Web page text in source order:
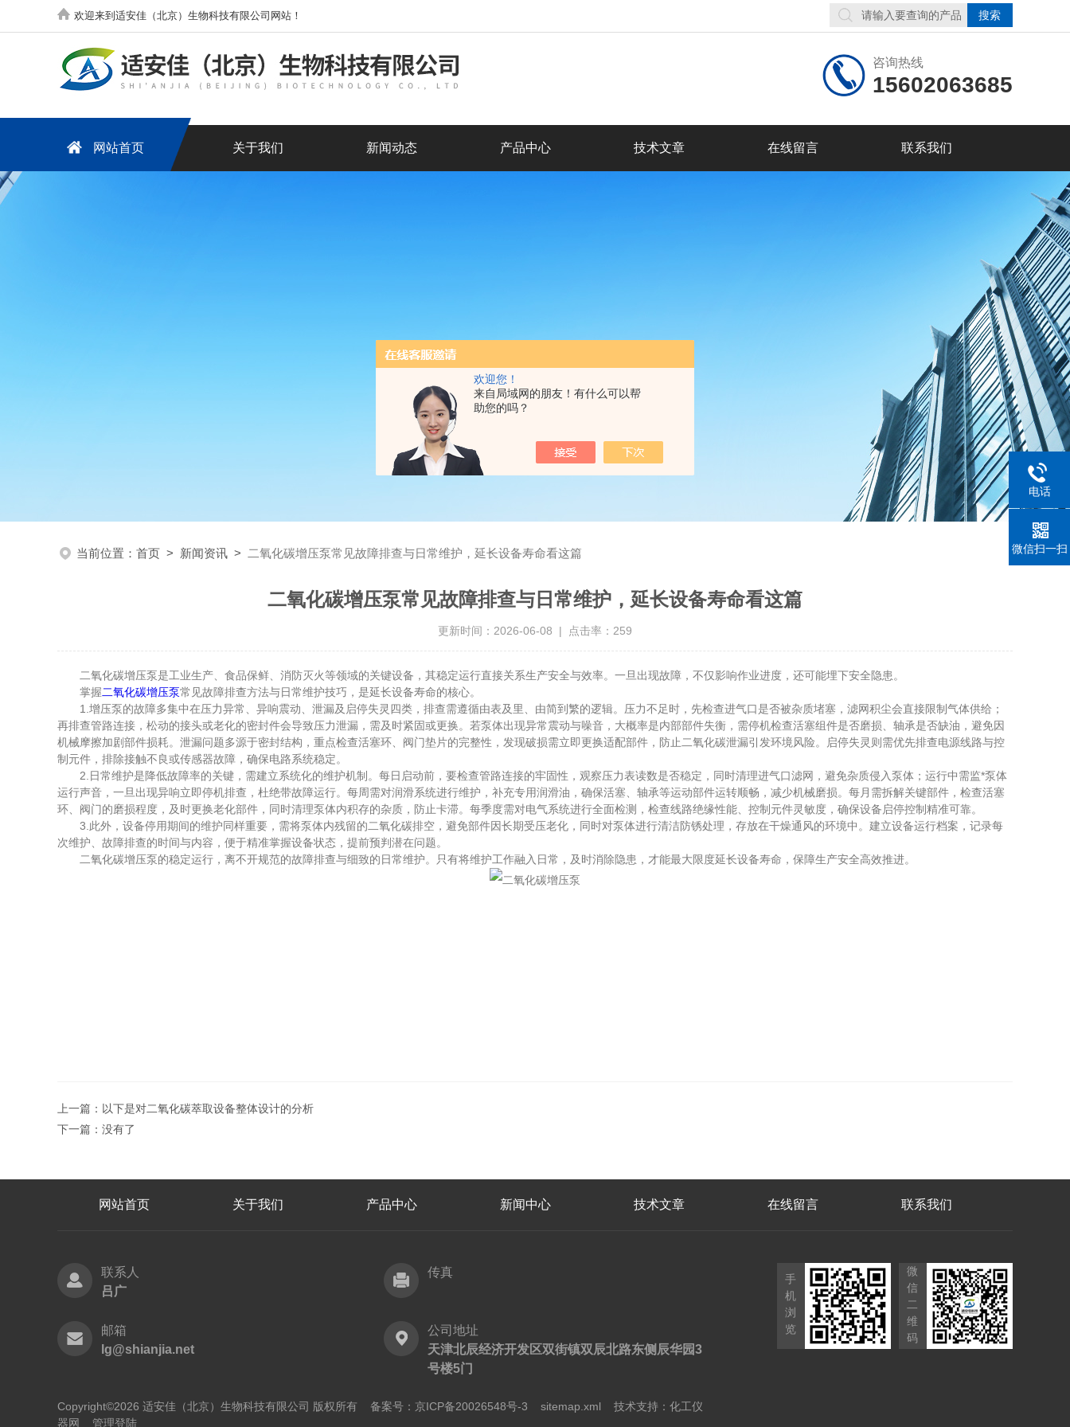
欢迎您！
来自局域网的朋友！有什么可以帮
助您的吗？
欢迎来到适安佳（北京）生物科技有限公司网站！
咨询热线
15602063685
网站首页 关于我们 新闻动态 产品中心 技术文章 在线留言 联系我们
当前位置： 首页 > 新闻资讯 > 二氧化碳增压泵常见故障排查与日常维护，延长设备寿命看这篇
二氧化碳增压泵常见故障排查与日常维护，延长设备寿命看这篇
更新时间：2026-06-08 | 点击率：259
二氧化碳增压泵是工业生产、食品保鲜、消防灭火等领域的关键设备，其稳定运行直接关系生产安全与效率。一旦出现故障，不仅影响作业进度，还可能埋下安全隐患。
掌握二氧化碳增压泵常见故障排查方法与日常维护技巧，是延长设备寿命的核心。
1.增压泵的故障多集中在压力异常、异响震动、泄漏及启停失灵四类，排查需遵循由表及里、由简到繁的逻辑。压力不足时，先检查进气口是否被杂质堵塞，滤网积尘会直接限制气体供给；
再排查管路连接，松动的接头或老化的密封件会导致压力泄漏，需及时紧固或更换。若泵体出现异常震动与噪音，大概率是内部部件失衡，需停机检查活塞组件是否磨损、轴承是否缺油，避免因
机械摩擦加剧部件损耗。泄漏问题多源于密封结构，重点检查活塞环、阀门垫片的完整性，发现破损需立即更换适配部件，防止二氧化碳泄漏引发环境风险。启停失灵则需优先排查电源线路与控
制元件，排除接触不良或传感器故障，确保电路系统稳定。
2.日常维护是降低故障率的关键，需建立系统化的维护机制。每日启动前，要检查管路连接的牢固性，观察压力表读数是否稳定，同时清理进气口滤网，避免杂质侵入泵体；运行中需监*泵体
运行声音，一旦出现异响立即停机排查，杜绝带故障运行。每周需对润滑系统进行维护，补充专用润滑油，确保活塞、轴承等运动部件运转顺畅，减少机械磨损。每月需拆解关键部件，检查活塞
环、阀门的磨损程度，及时更换老化部件，同时清理泵体内积存的杂质，防止卡滞。每季度需对电气系统进行全面检测，检查线路绝缘性能、控制元件灵敏度，确保设备启停控制精准可靠。
3.此外，设备停用期间的维护同样重要，需将泵体内残留的二氧化碳排空，避免部件因长期受压老化，同时对泵体进行清洁防锈处理，存放在干燥通风的环境中。建立设备运行档案，记录每
次维护、故障排查的时间与内容，便于精准掌握设备状态，提前预判潜在问题。
二氧化碳增压泵的稳定运行，离不开规范的故障排查与细致的日常维护。只有将维护工作融入日常，及时消除隐患，才能最大限度延长设备寿命，保障生产安全高效推进。
上一篇： 以下是对二氧化碳萃取设备整体设计的分析
下一篇：没有了
网站首页 关于我们 产品中心 新闻中心 技术文章 在线留言 联系我们
联系人
吕广
传真
邮箱
lg@shianjia.net
公司地址
天津北辰经济开发区双街镇双辰北路东侧辰华园3
号楼5门
手
机
浏
览
微
信
二
维
码
Copyright©2026 适安佳（北京）生物科技有限公司 版权所有 备案号：京ICP备20026548号-3 sitemap.xml 技术支持： 化工仪
器网
管理登陆
电话
微信扫一扫